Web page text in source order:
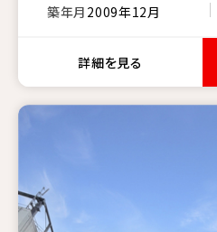
築年月 2009年12月
詳細を見る